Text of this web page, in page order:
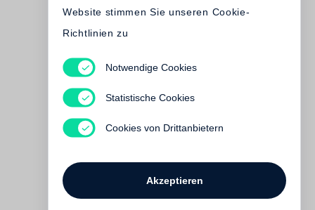
Seeing the Unseen
Website stimmen Sie unseren Cookie-
Richtlinien zu
Notwendige Cookies
Statistische Cookies
Cookies von Drittanbietern
Akzeptieren